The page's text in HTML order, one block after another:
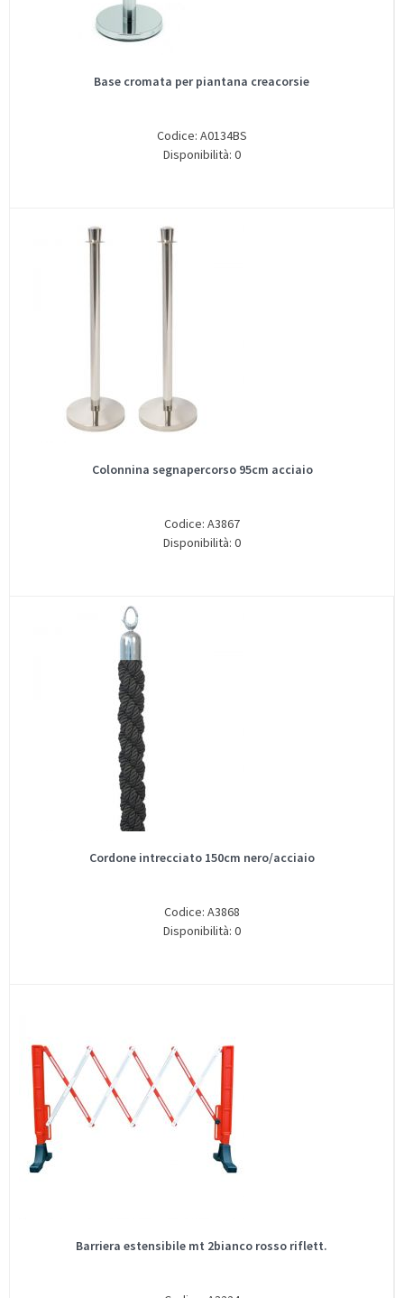
Base cromata per piantana creacorsie
Codice: A0134BS
Disponibilità: 0
Colonnina segnapercorso 95cm acciaio
Codice: A3867
Disponibilità: 0
Cordone intrecciato 150cm nero/acciaio
Codice: A3868
Disponibilità: 0
Barriera estensibile mt 2bianco rosso riflett.